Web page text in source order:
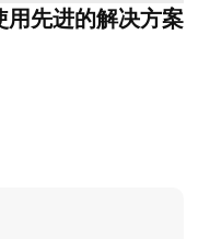
先进的解决方案